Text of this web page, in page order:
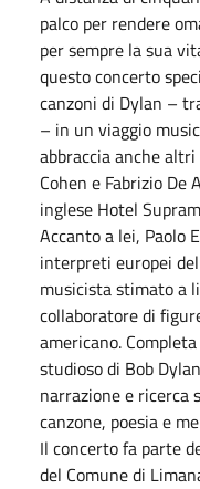
palco per rendere
per sempre la sua
questo concerto
canzoni di Dylan –
– in un viaggio
abbraccia anche
Cohen e Fabrizio
inglese Hotel
Accanto a lei, Paolo
interpreti europei
musicista stimato a
collaboratore di
americano.
studioso di Bob
narrazione e ricerca
canzone, poesia e
Il concerto fa parte
del Comune di